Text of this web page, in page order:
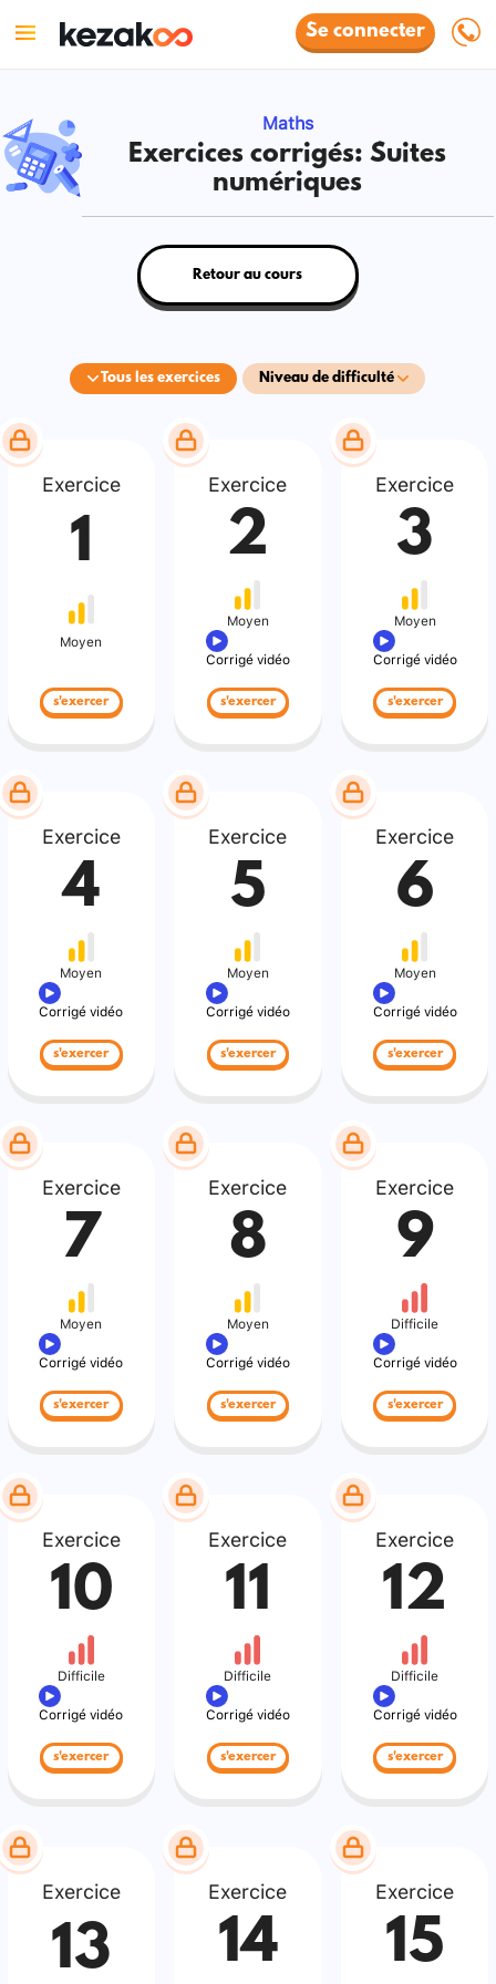
Se connecter
Maths
Exercices corrigés: Suites
numériques
Tous les exercices Niveau de difficulté
Retour au cours
Exercice
1
Moyen
s'exercer
Exercice
2
Moyen
Corrigé vidéo
s'exercer
Exercice
3
Moyen
Corrigé vidéo
s'exercer
Exercice
4
Moyen
Corrigé vidéo
s'exercer
Exercice
5
Moyen
Corrigé vidéo
s'exercer
Exercice
6
Moyen
Corrigé vidéo
s'exercer
Exercice
7
Moyen
Corrigé vidéo
s'exercer
Exercice
8
Moyen
Corrigé vidéo
s'exercer
Exercice
9
Difficile
Corrigé vidéo
s'exercer
Exercice
10
Difficile
Corrigé vidéo
s'exercer
Exercice
11
Difficile
Corrigé vidéo
s'exercer
Exercice
12
Difficile
Corrigé vidéo
s'exercer
Exercice
13
Exercice
14
Exercice
15